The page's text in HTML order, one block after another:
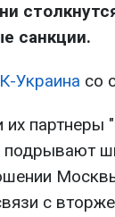
санкции.
Украина со
партнеры
подрывают
с